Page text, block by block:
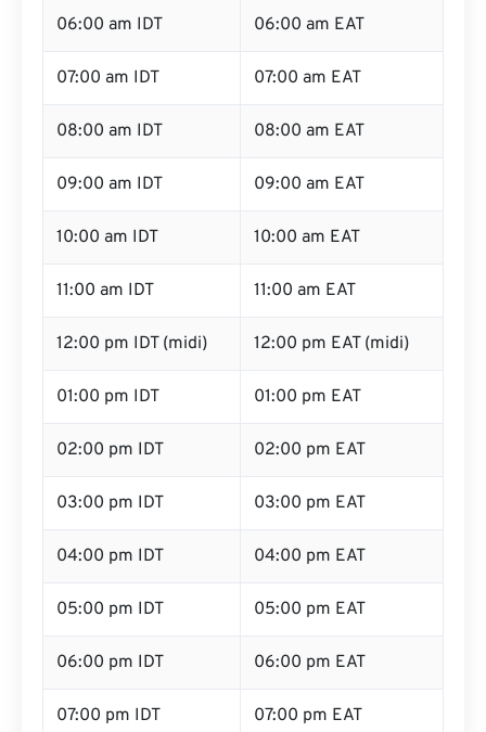
06:00 am IDT 06:00 am EAT
07:00 am IDT 07:00 am EAT
08:00 am IDT 08:00 am EAT
09:00 am IDT 09:00 am EAT
10:00 am IDT 10:00 am EAT
11:00 am IDT 11:00 am EAT
12:00 pm IDT (midi) 12:00 pm EAT (midi)
01:00 pm IDT 01:00 pm EAT
02:00 pm IDT 02:00 pm EAT
03:00 pm IDT 03:00 pm EAT
04:00 pm IDT 04:00 pm EAT
05:00 pm IDT 05:00 pm EAT
06:00 pm IDT 06:00 pm EAT
07:00 pm IDT 07:00 pm EAT